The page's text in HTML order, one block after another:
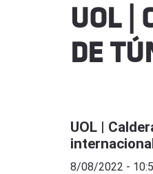
UOL |
DE
UOL |
8/08/2022 -